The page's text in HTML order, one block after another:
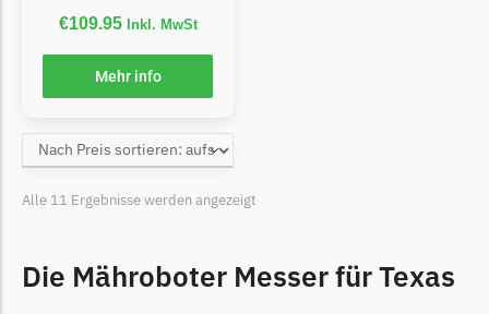
Begrenzungsdraht
Medion Messer
Begrenzungsdraht
€109.95 Inkl. MwSt
Mehr info
Alle 11 Ergebnisse werden angezeigt
Die Mähroboter Messer für Texas